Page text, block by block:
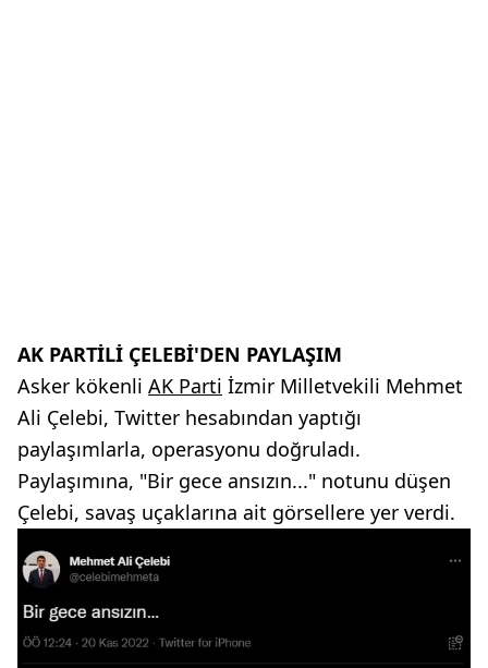
AK PARTİLİ ÇELEBİ'DEN PAYLAŞIM
Asker kökenli AK Parti İzmir Milletvekili Mehmet
Ali Çelebi, Twitter hesabından yaptığı
paylaşımlarla, operasyonu doğruladı.
Paylaşımına, "Bir gece ansızın..." notunu düşen
Çelebi, savaş uçaklarına ait görsellere yer verdi.